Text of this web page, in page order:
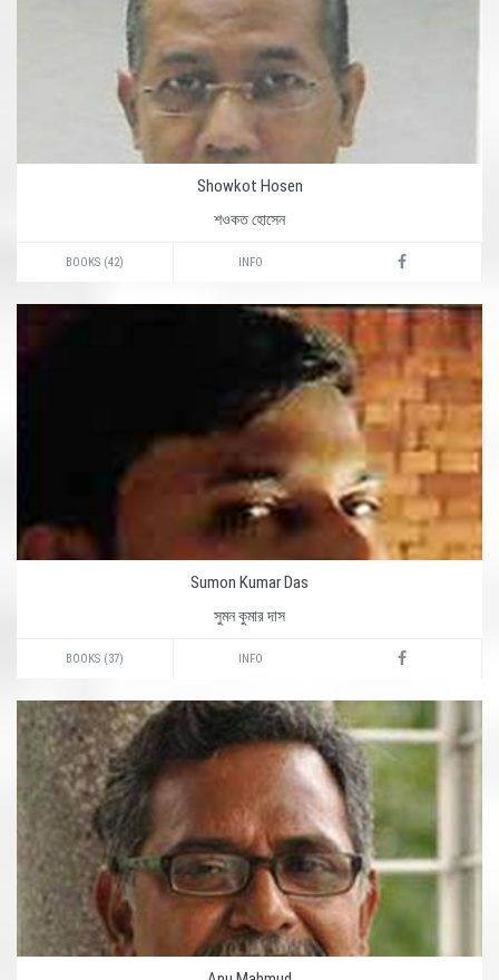
Showkot Hosen
শওকত হোসেন
BOOKS (42) INFO
Sumon Kumar Das
সুমন কুমার দাস
BOOKS (37) INFO